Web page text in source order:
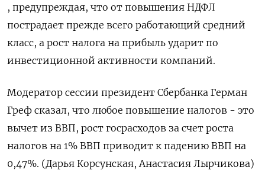
, предупреждая, что от повышения НДФЛ
пострадает прежде всего работающий средний
класс, а рост налога на прибыль ударит по
инвестиционной активности компаний.
Модератор сессии президент Сбербанка Герман
Греф сказал, что любое повышение налогов - это
вычет из ВВП, рост госрасходов за счет роста
налогов на 1% ВВП приводит к падению ВВП на
0,47%. (Дарья Корсунская, Анастасия Лырчикова)